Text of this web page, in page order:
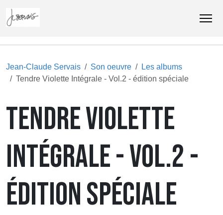
Jean-Claude Servais Son oeuvre
Les albums
Tendre Violette Intégrale - Vol.2 - édition spéciale
TENDRE VIOLETTE
INTÉGRALE - VOL.2 -
ÉDITION SPÉCIALE